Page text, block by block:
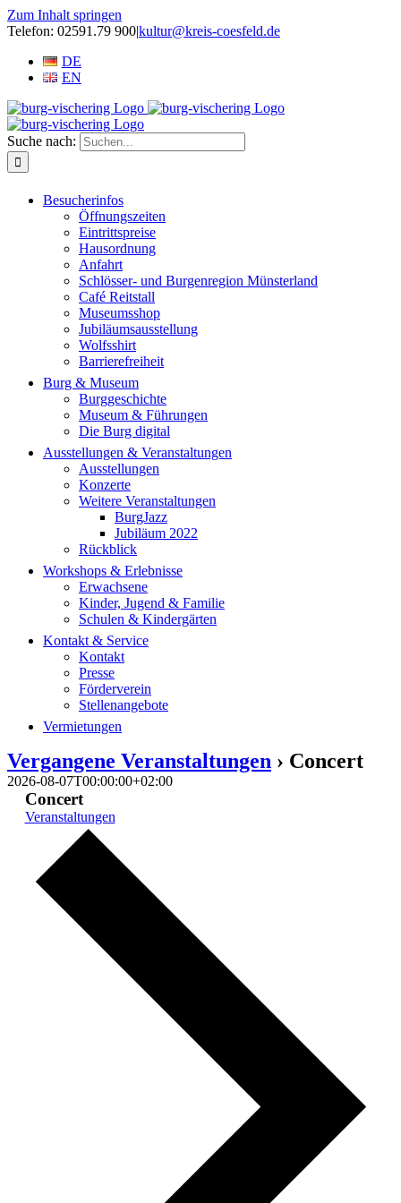
Zum Inhalt springen
Telefon: 02591.79 900|kultur@kreis-coesfeld.de
DE
EN
Suche nach:
Besucherinfos
Öffnungszeiten
Eintrittspreise
Hausordnung
Anfahrt
Schlösser- und Burgenregion Münsterland
Café Reitstall
Museumsshop
Jubiläumsausstellung
Wolfsshirt
Barrierefreiheit
Burg & Museum
Burggeschichte
Museum & Führungen
Die Burg digital
Ausstellungen & Veranstaltungen
Ausstellungen
Konzerte
Weitere Veranstaltungen
BurgJazz
Jubiläum 2022
Rückblick
Workshops & Erlebnisse
Erwachsene
Kinder, Jugend & Familie
Schulen & Kindergärten
Kontakt & Service
Kontakt
Presse
Förderverein
Stellenangebote
Vermietungen
Vergangene Veranstaltungen › Concert
2026-08-07T00:00:00+02:00
Concert
Veranstaltungen